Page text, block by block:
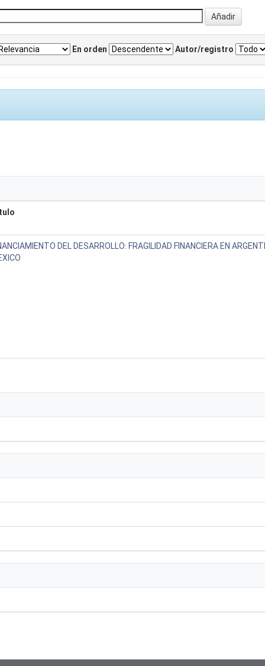
En orden Autor/registro
DEL DESARROLLO: FRAGILIDAD FINANCIERA EN